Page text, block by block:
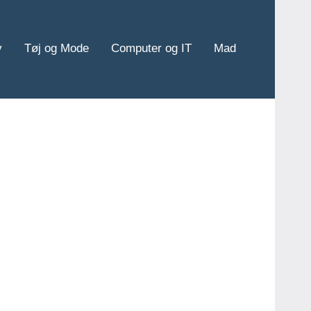
Tøj og Mode Computer og IT Mad